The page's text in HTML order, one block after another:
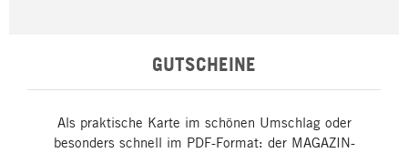
GUTSCHEINE
Als praktische Karte im schönen Umschlag oder
besonders schnell im PDF-Format: der MAGAZIN-